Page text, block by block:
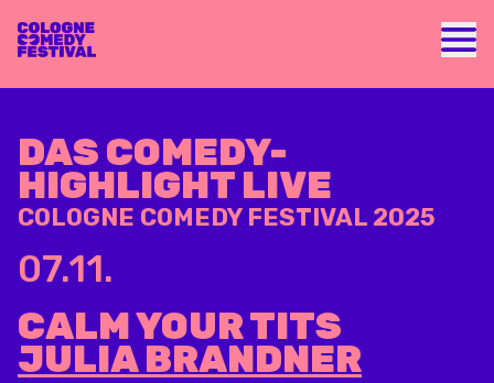
DAS COMEDY-
HIGHLIGHT LIVE
COLOGNE COMEDY FESTIVAL 2025
07.11.
CALM YOUR TITS
JULIA BRANDNER